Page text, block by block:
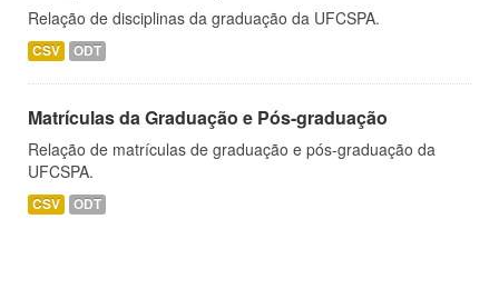
Relação de disciplinas da graduação da UFCSPA.
CSV ODT
Matrículas da Graduação e Pós-graduação
Relação de matrículas de graduação e pós-graduação da
UFCSPA.
CSV ODT